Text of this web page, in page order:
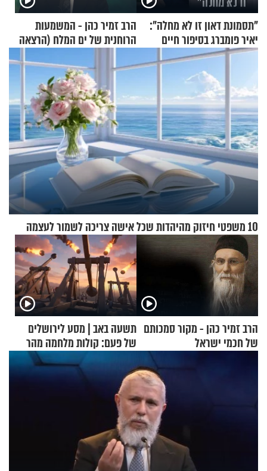
"תסמונת דאון זו לא מחלה":
יאיר פומברג בסיפור חיים
מעורר השראה
הרב זמיר כהן - המשמעות
הרוחנית של ים המלח (הרצאה
10 משפטי חיזוק מהיהדות שכל אישה צריכה לשמור לעצמה
הרב זמיר כהן - מקור סמכותם
של חכמי ישראל
תשעה באב | מסע לירושלים
של פעם: קולות מלחמה מהר